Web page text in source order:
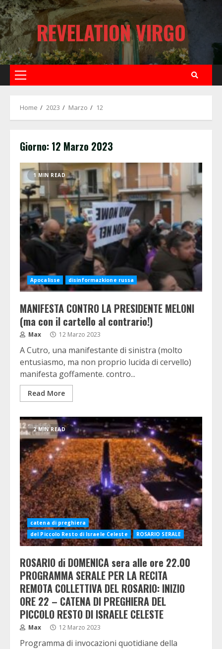
Skip
to
content
REVELATION VIRGO
Primary
Home 2023 Marzo 12
Giorno: 12 Marzo 2023
1 MIN READ
Apocalisse disinformazkione russa
MANIFESTA CONTRO LA PRESIDENTE MELONI
(ma con il cartello al contrario!)
Max 12 Marzo 2023
A Cutro, una manifestante di sinistra (molto
entusiasmo, ma non proprio lucida di cervello)
manifesta goffamente. contro...
Read More
2 MIN READ
catena di preghiera
del Piccolo Resto di Israele Celeste
ROSARIO SERALE
ROSARIO di DOMENICA sera alle ore 22.00
PROGRAMMA SERALE PER LA RECITA
REMOTA COLLETTIVA DEL ROSARIO: INIZIO
ORE 22 – CATENA DI PREGHIERA DEL
PICCOLO RESTO DI ISRAELE CELESTE
Max 12 Marzo 2023
Programma di invocazioni quotidiane della